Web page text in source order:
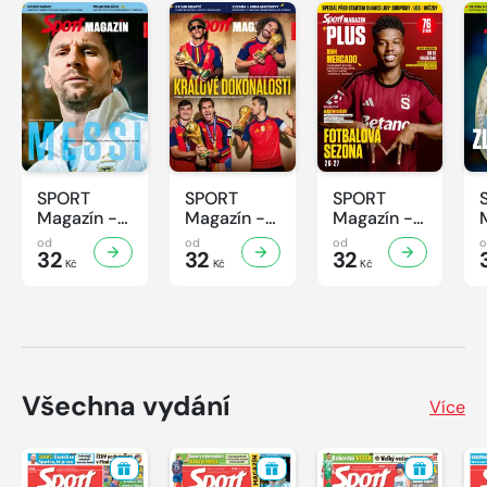
SPORT
Magazín -
32/2026
od
32 Kč
SPORT
Magazín -
31/2026
od
32 Kč
SPORT
Magazín -
30/2026
od
32 Kč
Všechna vydání Více